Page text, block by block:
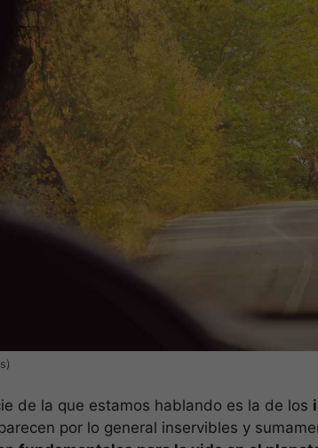
de la que estamos hablando es la de los
por lo general inservibles y